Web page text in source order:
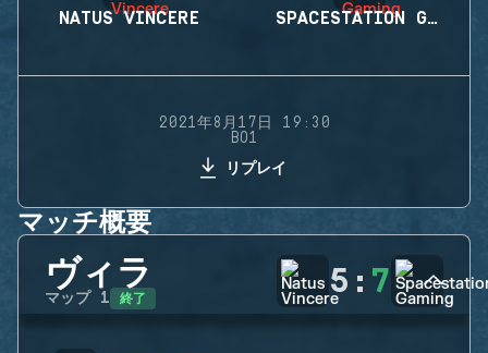
NATUS VINCERE SPACESTATION GAMING
2021年8月17日 19:30
BO1
リプレイ
マッチ概要
ヴィラ
マップ 1 終了 5 : 7